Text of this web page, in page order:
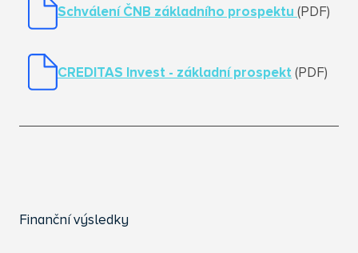
Schválení ČNB základního prospektu (PDF)
CREDITAS Invest - základní prospekt (PDF)
Finanční výsledky